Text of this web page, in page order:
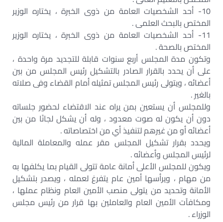
10- أحد الشخصيات العامة من ذوى الخبرة ، يختاره الوزير
المختص بالبحث العلمى .
11- أحد الشخصيات العامة من ذوى الخبرة ، يختاره الوزير
المختص بالصحة .
وتكون مدة المجلس أربع سنوات قابلة للتجديد مرة واحدة ،
على أن يحدد بالقرار الصادر بالتشكيل رئيس المجلس من بين
أعضائه ، ويتولى رئيس المجلس تمثيله أمام القضاء وفى صلاته
بالغير .
وللمجلس أن يستعين بمن يراه عند الاقتضاء لحضور جلساته
دون أن يكون له صوت معدود ، وله أن يشكل لجانًا من بين
أعضائه أو من غيرهم لتنفيذ أي من اختصاصاته .
ويحدد بقرار تشكيل المجلس مقر عمله والمعاملة المالية
لرئيس المجلس وأعضائه .
ويكون للمجلس الأعلى أمانة عامة تتولى القيام بما يكلفها به
من مهام ، ويرأسها أمين عام يتفرغ لعمله ، ويصدر بتشكيل
الأمانة وتحديد من يتولى منصب الأمين العام ونظام عملها ،
ومكافآت الأمين العام والعاملين بها قرار من رئيس مجلس
الوزراء .